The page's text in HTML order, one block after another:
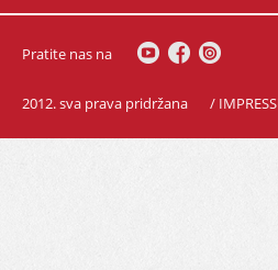
Pratite nas na
2012. sva prava pridržana /